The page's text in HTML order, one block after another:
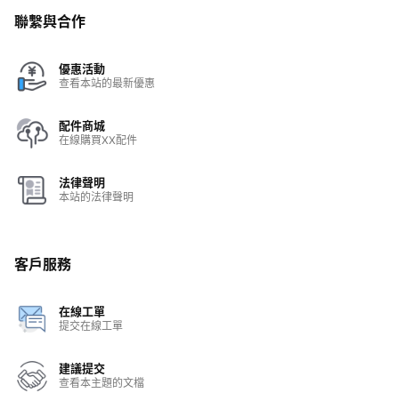
聯繫與合作
優惠活動
查看本站的最新優惠
配件商城
在線購買XX配件
法律聲明
本站的法律聲明
客戶服務
在線工單
提交在線工單
建議提交
查看本主題的文檔